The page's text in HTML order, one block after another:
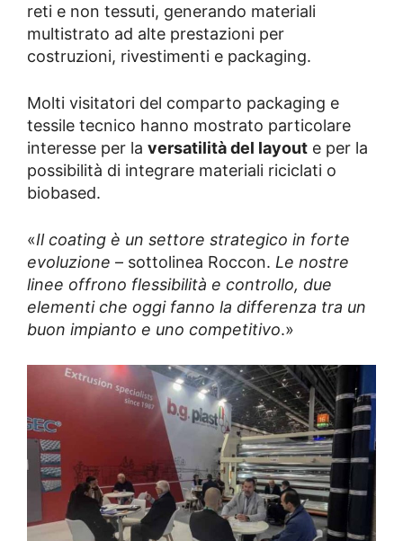
reti e non tessuti, generando materiali
multistrato ad alte prestazioni per
costruzioni, rivestimenti e packaging.
Molti visitatori del comparto packaging e
tessile tecnico hanno mostrato particolare
interesse per la versatilità del layout e per la
possibilità di integrare materiali riciclati o
biobased.
«Il coating è un settore strategico in forte
evoluzione – sottolinea Roccon. Le nostre
linee offrono flessibilità e controllo, due
elementi che oggi fanno la differenza tra un
buon impianto e uno competitivo.»